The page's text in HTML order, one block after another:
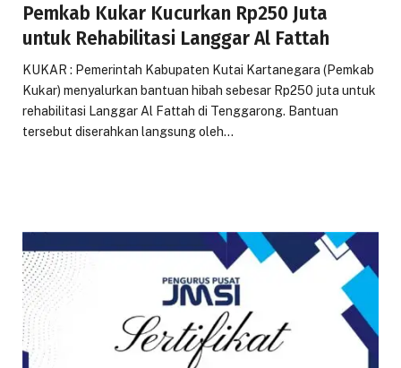
Pemkab Kukar Kucurkan Rp250 Juta
untuk Rehabilitasi Langgar Al Fattah
KUKAR : Pemerintah Kabupaten Kutai Kartanegara (Pemkab
Kukar) menyalurkan bantuan hibah sebesar Rp250 juta untuk
rehabilitasi Langgar Al Fattah di Tenggarong. Bantuan
tersebut diserahkan langsung oleh…